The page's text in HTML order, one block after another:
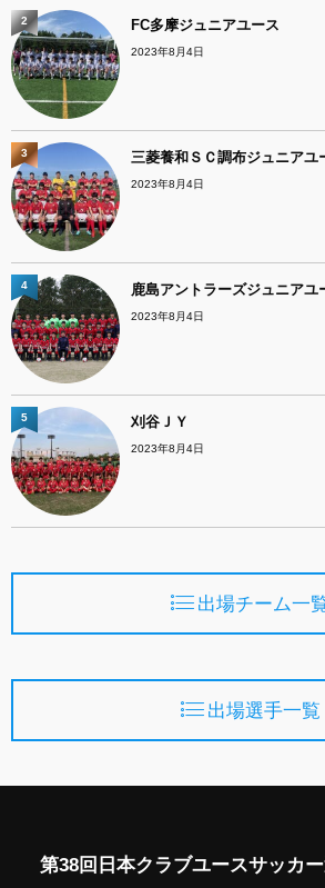
FC多摩ジュニアユース
2023年8月4日
2
三菱養和ＳＣ調布ジュニアユ
2023年8月4日
3
鹿島アントラーズジュニアユ
2023年8月4日
4
刈谷ＪＹ
2023年8月4日
5
出場チーム一
出場選手一覧
第38回日本クラブユースサッカ